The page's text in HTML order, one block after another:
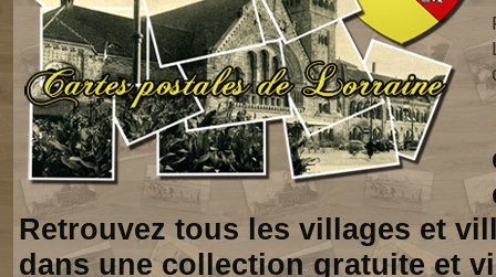
Retrouvez tous les villages et
dans une collection gratuite et